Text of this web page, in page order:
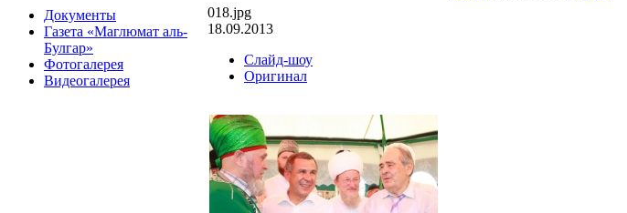
Документы
Газета «Маглюмат аль-
Булгар»
Фотогалерея
Видеогалерея
018.jpg
18.09.2013
Слайд-шоу
Оригинал